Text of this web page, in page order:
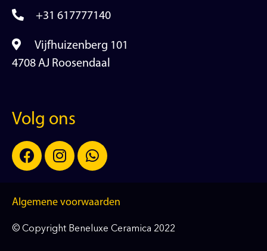
+31 617777140
Vijfhuizenberg 101
4708 AJ Roosendaal
Volg ons
Algemene voorwaarden
© Copyright Beneluxe Ceramica 2022